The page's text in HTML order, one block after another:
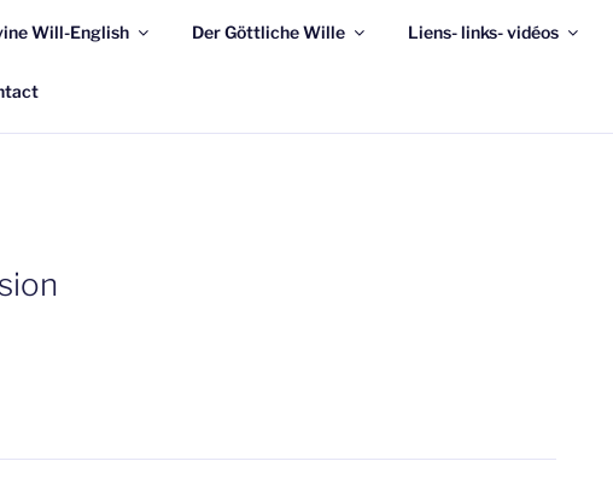
Will-English Der Göttliche Wille Liens- links- vidéos